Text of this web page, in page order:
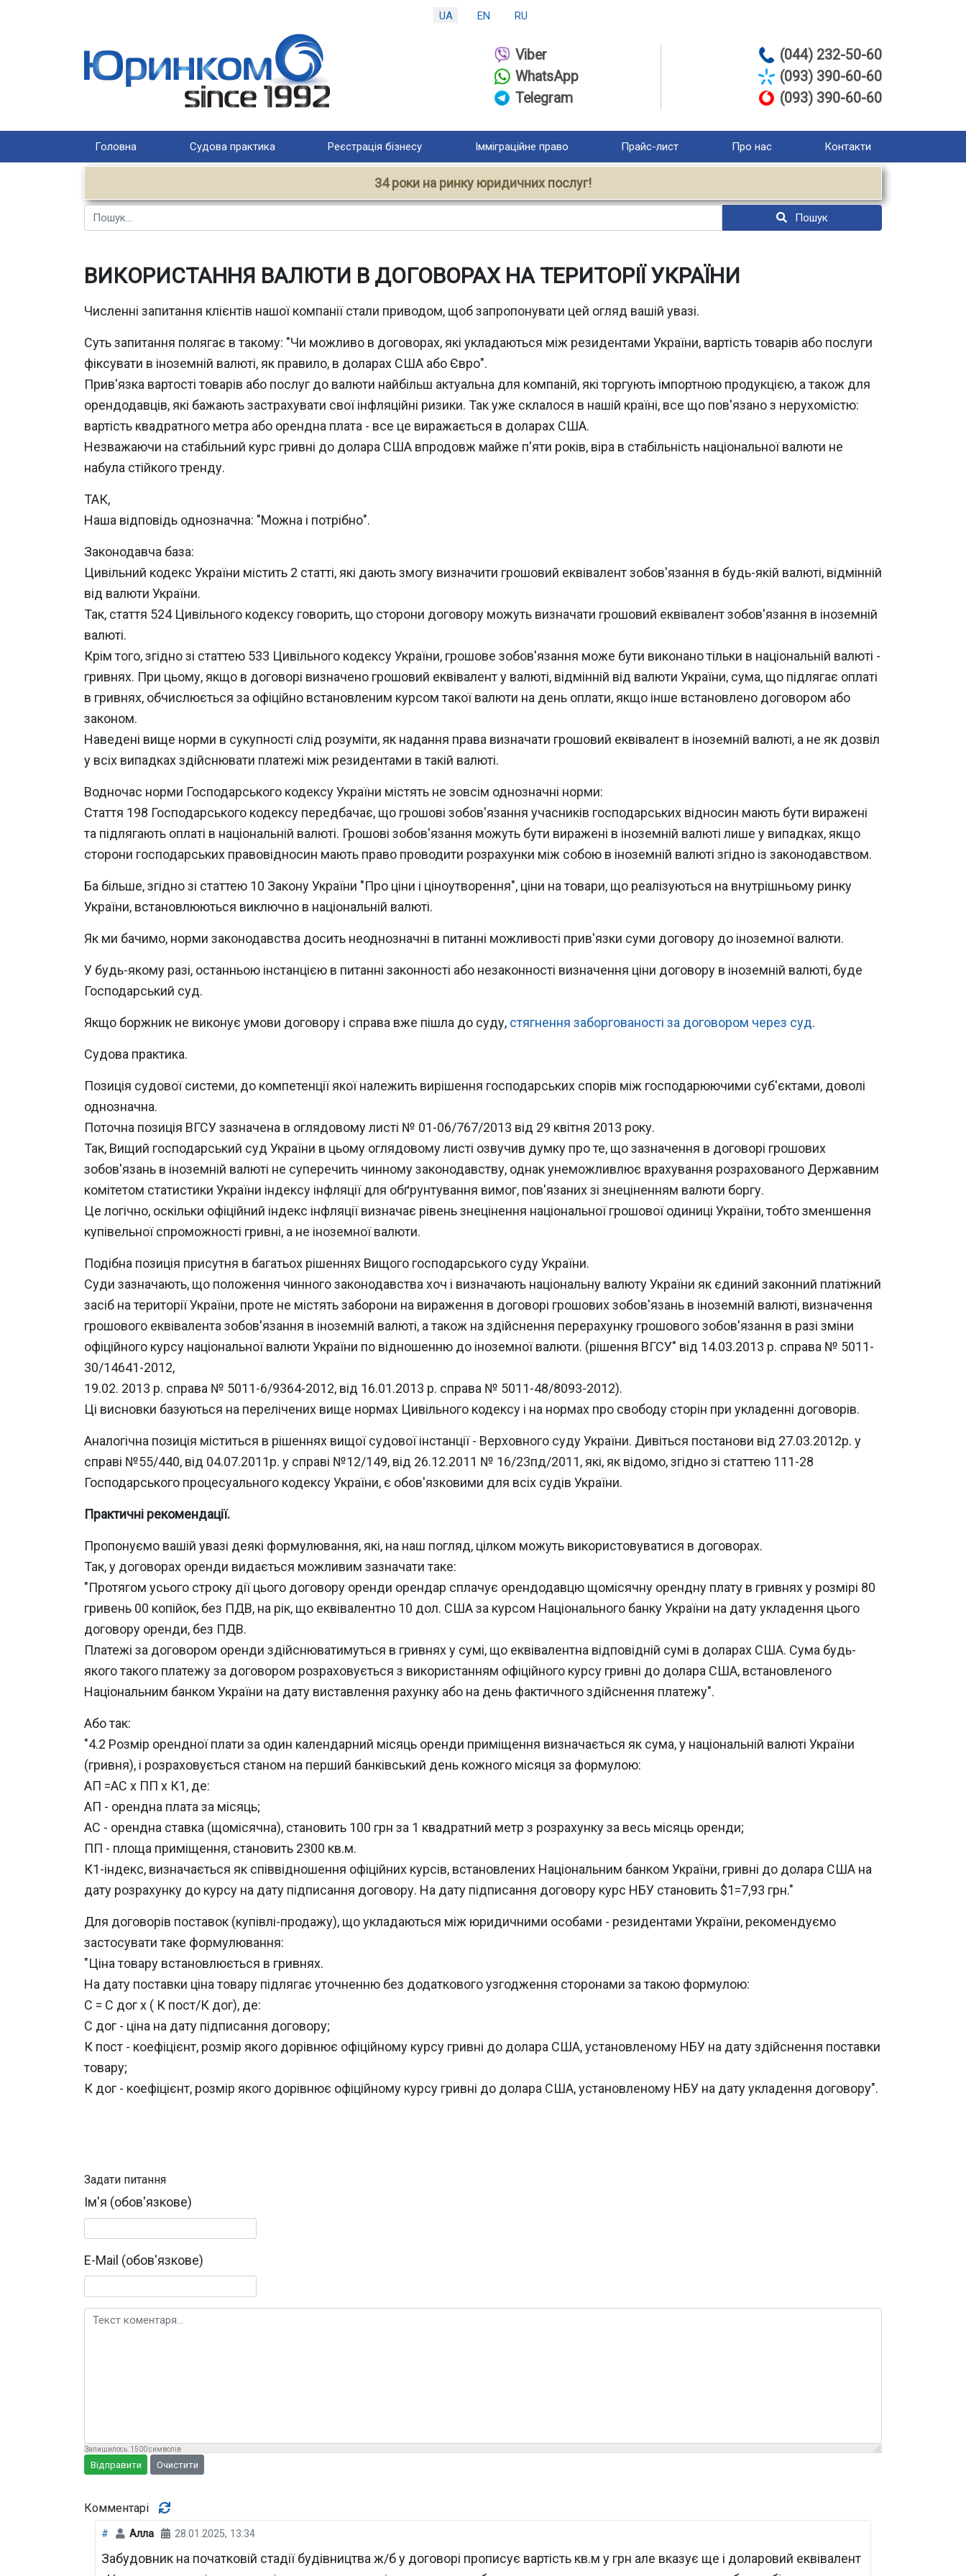
UA EN RU
Viber
WhatsApp
Telegram
(044) 232-50-60
(093) 390-60-60
(093) 390-60-60
Головна Судова практика Реєстрація бізнесу Імміграційне право Прайс-лист Про нас Контакти
34 роки на ринку юридичних послуг!
Пошук Пошук
ВИКОРИСТАННЯ ВАЛЮТИ В ДОГОВОРАХ НА ТЕРИТОРІЇ УКРАЇНИ
Численні запитання клієнтів нашої компанії стали приводом, щоб запропонувати цей огляд вашій увазі.
Суть запитання полягає в такому: "Чи можливо в договорах, які укладаються між резидентами України, вартість товарів або послуги
фіксувати в іноземній валюті, як правило, в доларах США або Євро".
Прив'язка вартості товарів або послуг до валюти найбільш актуальна для компаній, які торгують імпортною продукцією, а також для
орендодавців, які бажають застрахувати свої інфляційні ризики. Так уже склалося в нашій країні, все що пов'язано з нерухомістю:
вартість квадратного метра або орендна плата - все це виражається в доларах США.
Незважаючи на стабільний курс гривні до долара США впродовж майже п'яти років, віра в стабільність національної валюти не
набула стійкого тренду.
ТАК,
Наша відповідь однозначна: "Можна і потрібно".
Законодавча база:
Цивільний кодекс України містить 2 статті, які дають змогу визначити грошовий еквівалент зобов'язання в будь-якій валюті, відмінній
від валюти України.
Так, стаття 524 Цивільного кодексу говорить, що сторони договору можуть визначати грошовий еквівалент зобов'язання в іноземній
валюті.
Крім того, згідно зі статтею 533 Цивільного кодексу України, грошове зобов'язання може бути виконано тільки в національній валюті -
гривнях. При цьому, якщо в договорі визначено грошовий еквівалент у валюті, відмінній від валюти України, сума, що підлягає оплаті
в гривнях, обчислюється за офіційно встановленим курсом такої валюти на день оплати, якщо інше встановлено договором або
законом.
Наведені вище норми в сукупності слід розуміти, як надання права визначати грошовий еквівалент в іноземній валюті, а не як дозвіл
у всіх випадках здійснювати платежі між резидентами в такій валюті.
Водночас норми Господарського кодексу України містять не зовсім однозначні норми:
Стаття 198 Господарського кодексу передбачає, що грошові зобов'язання учасників господарських відносин мають бути виражені
та підлягають оплаті в національній валюті. Грошові зобов'язання можуть бути виражені в іноземній валюті лише у випадках, якщо
сторони господарських правовідносин мають право проводити розрахунки між собою в іноземній валюті згідно із законодавством.
Ба більше, згідно зі статтею 10 Закону України "Про ціни і ціноутворення", ціни на товари, що реалізуються на внутрішньому ринку
України, встановлюються виключно в національній валюті.
Як ми бачимо, норми законодавства досить неоднозначні в питанні можливості прив'язки суми договору до іноземної валюти.
У будь-якому разі, останньою інстанцією в питанні законності або незаконності визначення ціни договору в іноземній валюті, буде
Господарський суд.
Якщо боржник не виконує умови договору і справа вже пішла до суду, стягнення заборгованості за договором через суд.
Судова практика.
Позиція судової системи, до компетенції якої належить вирішення господарських спорів між господарюючими суб'єктами, доволі
однозначна.
Поточна позиція ВГСУ зазначена в оглядовому листі № 01-06/767/2013 від 29 квітня 2013 року.
Так, Вищий господарський суд України в цьому оглядовому листі озвучив думку про те, що зазначення в договорі грошових
зобов'язань в іноземній валюті не суперечить чинному законодавству, однак унеможливлює врахування розрахованого Державним
комітетом статистики України індексу інфляції для обґрунтування вимог, пов'язаних зі знеціненням валюти боргу.
Це логічно, оскільки офіційний індекс інфляції визначає рівень знецінення національної грошової одиниці України, тобто зменшення
купівельної спроможності гривні, а не іноземної валюти.
Подібна позиція присутня в багатьох рішеннях Вищого господарського суду України.
Суди зазначають, що положення чинного законодавства хоч і визначають національну валюту України як єдиний законний платіжний
засіб на території України, проте не містять заборони на вираження в договорі грошових зобов'язань в іноземній валюті, визначення
грошового еквівалента зобов'язання в іноземній валюті, а також на здійснення перерахунку грошового зобов'язання в разі зміни
офіційного курсу національної валюти України по відношенню до іноземної валюти. (рішення ВГСУ" від 14.03.2013 р. справа № 5011-
30/14641-2012,
19.02. 2013 р. справа № 5011-6/9364-2012, від 16.01.2013 р. справа № 5011-48/8093-2012).
Ці висновки базуються на перелічених вище нормах Цивільного кодексу і на нормах про свободу сторін при укладенні договорів.
Аналогічна позиція міститься в рішеннях вищої судової інстанції - Верховного суду України. Дивіться постанови від 27.03.2012р. у
справі №55/440, від 04.07.2011р. у справі №12/149, від 26.12.2011 № 16/23пд/2011, які, як відомо, згідно зі статтею 111-28
Господарського процесуального кодексу України, є обов'язковими для всіх судів України.
Практичні рекомендації.
Пропонуємо вашій увазі деякі формулювання, які, на наш погляд, цілком можуть використовуватися в договорах.
Так, у договорах оренди видається можливим зазначати таке:
"Протягом усього строку дії цього договору оренди орендар сплачує орендодавцю щомісячну орендну плату в гривнях у розмірі 80
гривень 00 копійок, без ПДВ, на рік, що еквівалентно 10 дол. США за курсом Національного банку України на дату укладення цього
договору оренди, без ПДВ.
Платежі за договором оренди здійснюватимуться в гривнях у сумі, що еквівалентна відповідній сумі в доларах США. Сума будь-
якого такого платежу за договором розраховується з використанням офіційного курсу гривні до долара США, встановленого
Національним банком України на дату виставлення рахунку або на день фактичного здійснення платежу".
Або так:
"4.2 Розмір орендної плати за один календарний місяць оренди приміщення визначається як сума, у національній валюті України
(гривня), і розраховується станом на перший банківський день кожного місяця за формулою:
АП =АС х ПП х К1, де:
АП - орендна плата за місяць;
АС - орендна ставка (щомісячна), становить 100 грн за 1 квадратний метр з розрахунку за весь місяць оренди;
ПП - площа приміщення, становить 2300 кв.м.
К1-індекс, визначається як співвідношення офіційних курсів, встановлених Національним банком України, гривні до долара США на
дату розрахунку до курсу на дату підписання договору. На дату підписання договору курс НБУ становить $1=7,93 грн."
Для договорів поставок (купівлі-продажу), що укладаються між юридичними особами - резидентами України, рекомендуємо
застосувати таке формулювання:
"Ціна товару встановлюється в гривнях.
На дату поставки ціна товару підлягає уточненню без додаткового узгодження сторонами за такою формулою:
С = С дог х ( К пост/К дог), де:
С дог - ціна на дату підписання договору;
К пост - коефіцієнт, розмір якого дорівнює офіційному курсу гривні до долара США, установленому НБУ на дату здійснення поставки
товару;
К дог - коефіцієнт, розмір якого дорівнює офіційному курсу гривні до долара США, установленому НБУ на дату укладення договору".
Задати питання
Ім'я (обов'язкове)
E-Mail (обов'язкове)
Текст коментаря
Залишилось: 1500символів
Відправити Очистити
Комментарі
# Алла 28.01.2025, 13:34
Забудовник на початковій стадії будівництва ж/б у договорі прописує вартість кв.м у грн але вказує ще і доларовий еквівалент